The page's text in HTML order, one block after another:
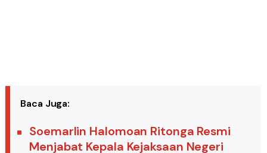
Baca Juga:
Soemarlin Halomoan Ritonga Resmi
Menjabat Kepala Kejaksaan Negeri